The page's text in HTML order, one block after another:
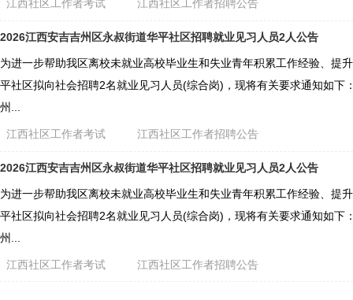
江西社区工作者考试 江西社区工作者招聘公告
2026江西安吉吉州区永叔街道华平社区招聘就业见习人员2人公告
为进一步帮助我区离校未就业高校毕业生和失业青年积累工作经验、提
平社区拟向社会招聘2名就业见习人员(综合岗)，现将有关要求通知如下
州...
江西社区工作者考试 江西社区工作者招聘公告
2026江西安吉吉州区永叔街道华平社区招聘就业见习人员2人公告
为进一步帮助我区离校未就业高校毕业生和失业青年积累工作经验、提
平社区拟向社会招聘2名就业见习人员(综合岗)，现将有关要求通知如下
州...
江西社区工作者考试 江西社区工作者招聘公告